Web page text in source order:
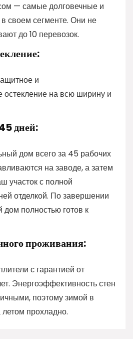
— самые долговечные и
своем сегменте. Они не
до 10 перевозок.
и
остекление на всю ширину и
дней:
дом всего за 45 рабочих
на заводе, а затем
участок с полной
отделкой. По завершении
полностью готов к
проживания:
с гарантией от
Энергоэффективность стен
поэтому зимой в
прохладно.